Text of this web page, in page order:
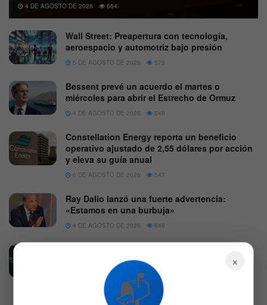
4 DE AGOSTO DE 2026 664
Wall Street: Preapertura con tecnología,
aeroespacio y automotriz bajo presión
5 DE AGOSTO DE 2026 575
Bessent prevé un acuerdo el martes o
miércoles para abrir el Estrecho de Ormuz
4 DE AGOSTO DE 2026 548
Constellation Energy reporta un beneficio
operativo ajustado de 2,55 dólares por acción
y eleva su guía anual
6 DE AGOSTO DE 2026 547
Ray Dalio lanzó una fuerte advertencia:
«Estamos en una burbuja»
4 DE AGOSTO DE 2026 648
primer reporte tras la IPO
4 DE AGOSTO DE 2026 636
×
📬